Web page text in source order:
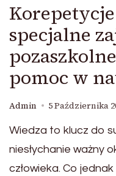
specjalne
pomoc w
Admin 5 Października
Wiedza to klucz do
niesłychanie ważny
człowieka. Co